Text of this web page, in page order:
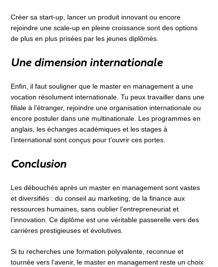
Créer sa start-up, lancer un produit innovant ou encore
rejoindre une scale-up en pleine croissance sont des options
de plus en plus prisées par les jeunes diplômés.
Une dimension internationale
Enfin, il faut souligner que le master en management a une
vocation résolument internationale. Tu peux travailler dans une
filiale à l’étranger, rejoindre une organisation internationale ou
encore postuler dans une multinationale. Les programmes en
anglais, les échanges académiques et les stages à
l’international sont conçus pour t’ouvrir ces portes.
Conclusion
Les débouchés après un master en management sont vastes
et diversifiés : du conseil au marketing, de la finance aux
ressources humaines, sans oublier l’entrepreneuriat et
l’innovation. Ce diplôme est une véritable passerelle vers des
carrières prestigieuses et évolutives.
Si tu recherches une formation polyvalente, reconnue et
tournée vers l’avenir, le master en management reste un choix